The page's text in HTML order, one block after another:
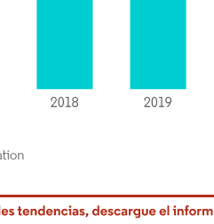
según CC BY 4.0.